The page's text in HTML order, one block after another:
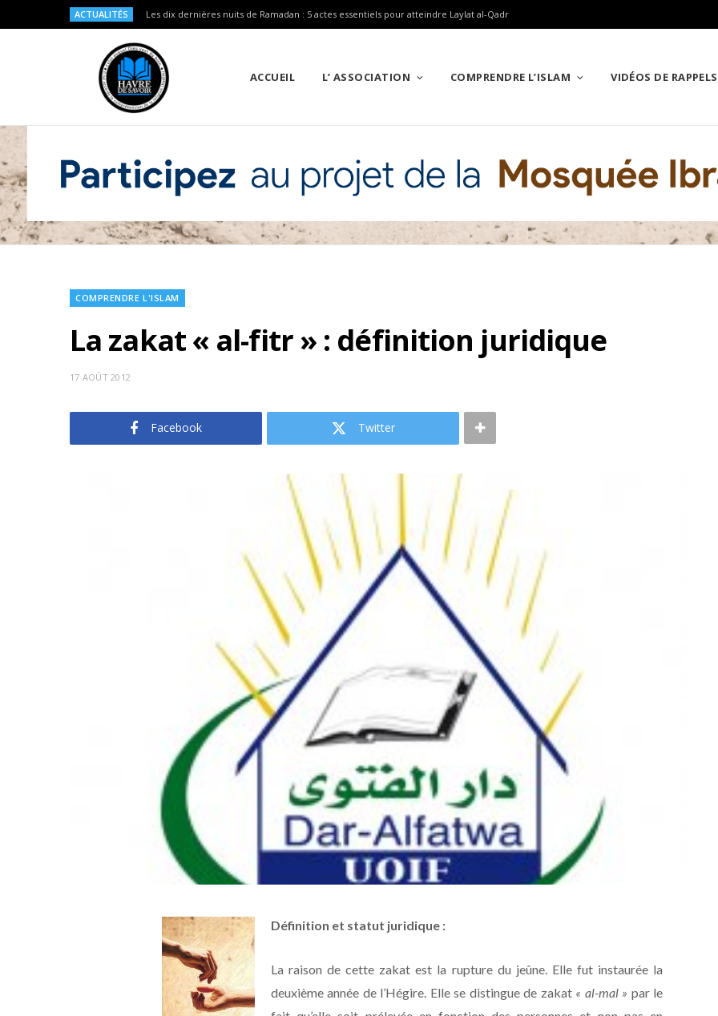
ACTUALITÉS Les dix dernières nuits de Ramadan : 5 actes essentiels pour atteindre Laylat al-Qadr
ACCUEIL L’ ASSOCIATION COMPRENDRE L’ISLAM VIDÉOS DE RAPPELS
COMPRENDRE L'ISLAM
La zakat « al-fitr » : définition juridique
17 AOÛT 2012
Facebook Twitter
Définition et statut juridique :
La raison de cette zakat est la rupture du jeûne. Elle fut instaurée la
deuxième année de l’Hégire. Elle se distingue de zakat« al-mal » par le